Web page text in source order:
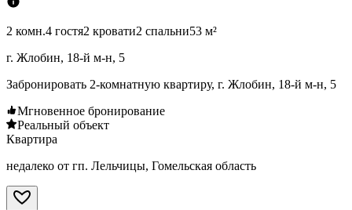
2 комн.4 гостя2 кровати2 спальни53 м²
г. Жлобин, 18-й м-н, 5
Забронировать 2-комнатную квартиру, г. Жлобин, 18-й м-н, 5
Мгновенное бронирование
Реальный объект
Квартира
недалеко от гп. Лельчицы, Гомельская область